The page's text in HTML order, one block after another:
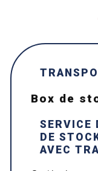
box de
SERVICE
DE
AVEC